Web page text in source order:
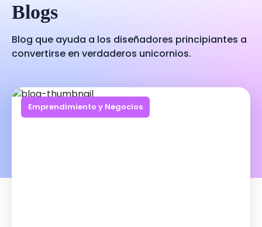
Blogs
Blog que ayuda a los diseñadores principiantes a
convertirse en verdaderos unicornios.
Emprendimiento y Negocios